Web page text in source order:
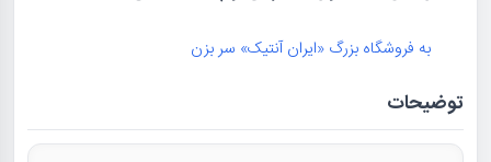
به فروشگاه بزرگ «ایران آنتیک» سر بزن
توضیحات